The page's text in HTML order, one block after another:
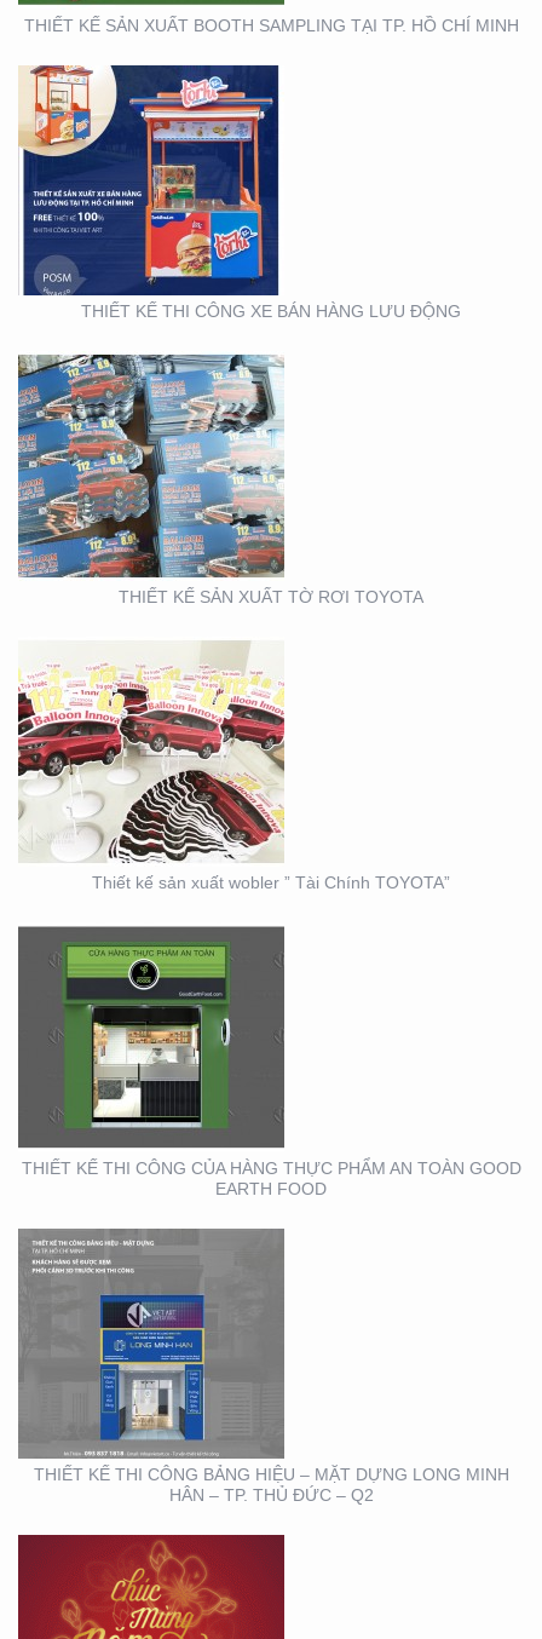
THIẾT KẾ SẢN XUẤT BOOTH SAMPLING TẠI TP. HỒ CHÍ MINH
THIẾT KẾ THI CÔNG XE BÁN HÀNG LƯU ĐỘNG
THIẾT KẾ SẢN XUẤT TỜ
RƠI TOYOTA
THIẾT KẾ SẢN XUẤT TỜ RƠI TOYOTA
THIẾT KẾ SẢN XUẤT
WOBLER ” TÀI CHÍNH
TOYOTA”
Thiết kế sản xuất wobler ” Tài Chính TOYOTA”
THIẾT KẾ THI CÔNG
CỦA HÀNG THỰC PHẨM
AN TOÀN GOOD EARTH
FOOD
THIẾT KẾ THI CÔNG CỦA HÀNG THỰC PHẨM AN TOÀN GOOD
EARTH FOOD
THIẾT KẾ THI CÔNG
BẢNG HIỆU – MẶT
DỰNG LONG MINH HÂN
– TP. THỦ ĐỨC – Q2
THIẾT KẾ THI CÔNG BẢNG HIỆU – MẶT DỰNG LONG MINH
HÂN – TP. THỦ ĐỨC – Q2
THIẾT KẾ THIỆP ĐIỆN
TỬ ĐỘC ĐÁO , ẤN
TƯỢNG
HỘI NGHỊ KHOA HỌC